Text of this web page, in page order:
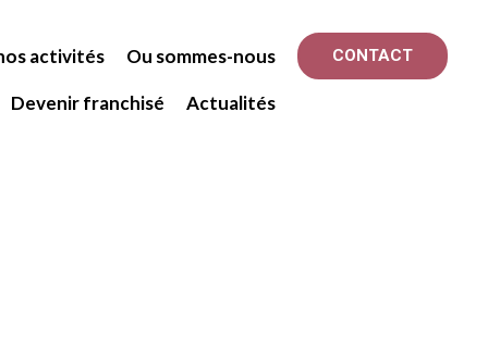
activités Ou sommes-nous
Devenir franchisé Actualités
CONTACT